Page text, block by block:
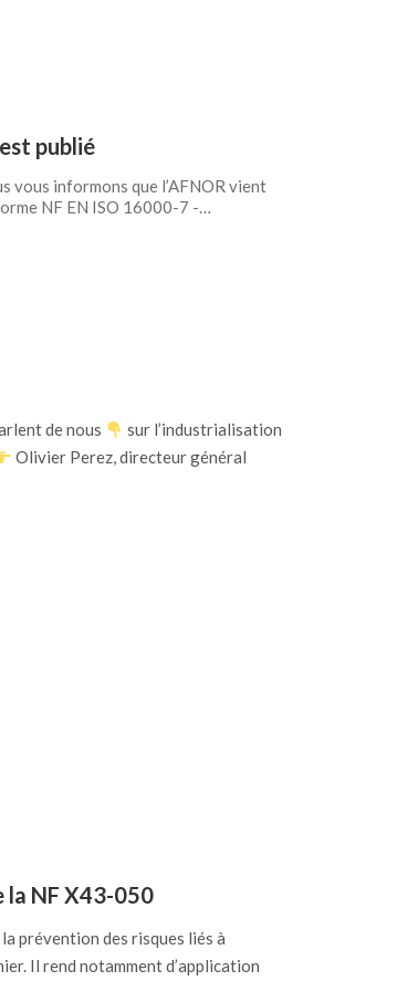
publié
informons que l’AFNOR vient
NF EN ISO 16000-7 -…
de nous
sur l’industrialisation
Olivier Perez, directeur général
NF X43-050
prévention des risques liés à
Il rend notamment d’application